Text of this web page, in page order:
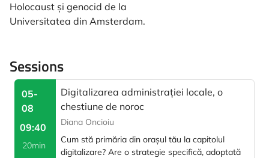
Holocaust și genocid de la
Universitatea din Amsterdam.
Sessions
05-
08
09:40
20min
Digitalizarea administrației locale, o
chestiune de noroc
Diana Oncioiu
Cum stă primăria din orașul tău la capitolul
digitalizare? Are o strategie specifică, adoptată